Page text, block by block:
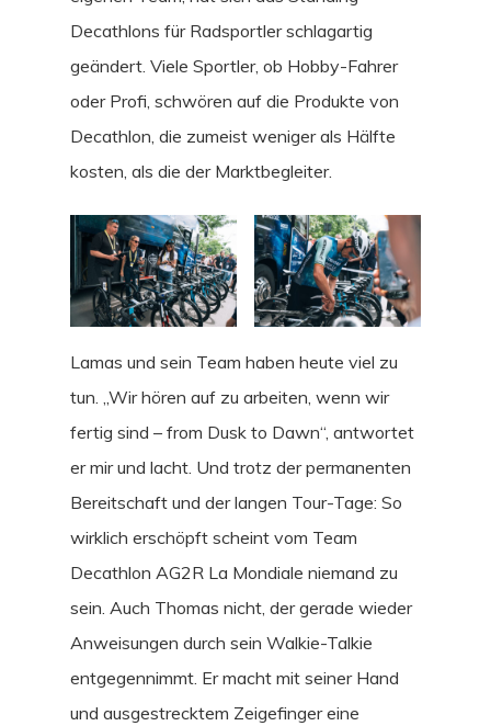
Decathlons für Radsportler schlagartig
geändert. Viele Sportler, ob Hobby-Fahrer
oder Profi, schwören auf die Produkte von
Decathlon, die zumeist weniger als Hälfte
kosten, als die der Marktbegleiter.
Lamas und sein Team haben heute viel zu
tun. „Wir hören auf zu arbeiten, wenn wir
fertig sind – from Dusk to Dawn“, antwortet
er mir und lacht. Und trotz der permanenten
Bereitschaft und der langen Tour-Tage: So
wirklich erschöpft scheint vom Team
Decathlon AG2R La Mondiale niemand zu
sein. Auch Thomas nicht, der gerade wieder
Anweisungen durch sein Walkie-Talkie
entgegennimmt. Er macht mit seiner Hand
und ausgestrecktem Zeigefinger eine
STORIES
INTERVIEWS
CULTURE